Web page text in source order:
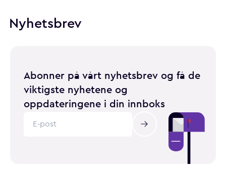
Nyhetsbrev
Abonner på vårt nyhetsbrev og få de
viktigste nyhetene og
oppdateringene i din innboks